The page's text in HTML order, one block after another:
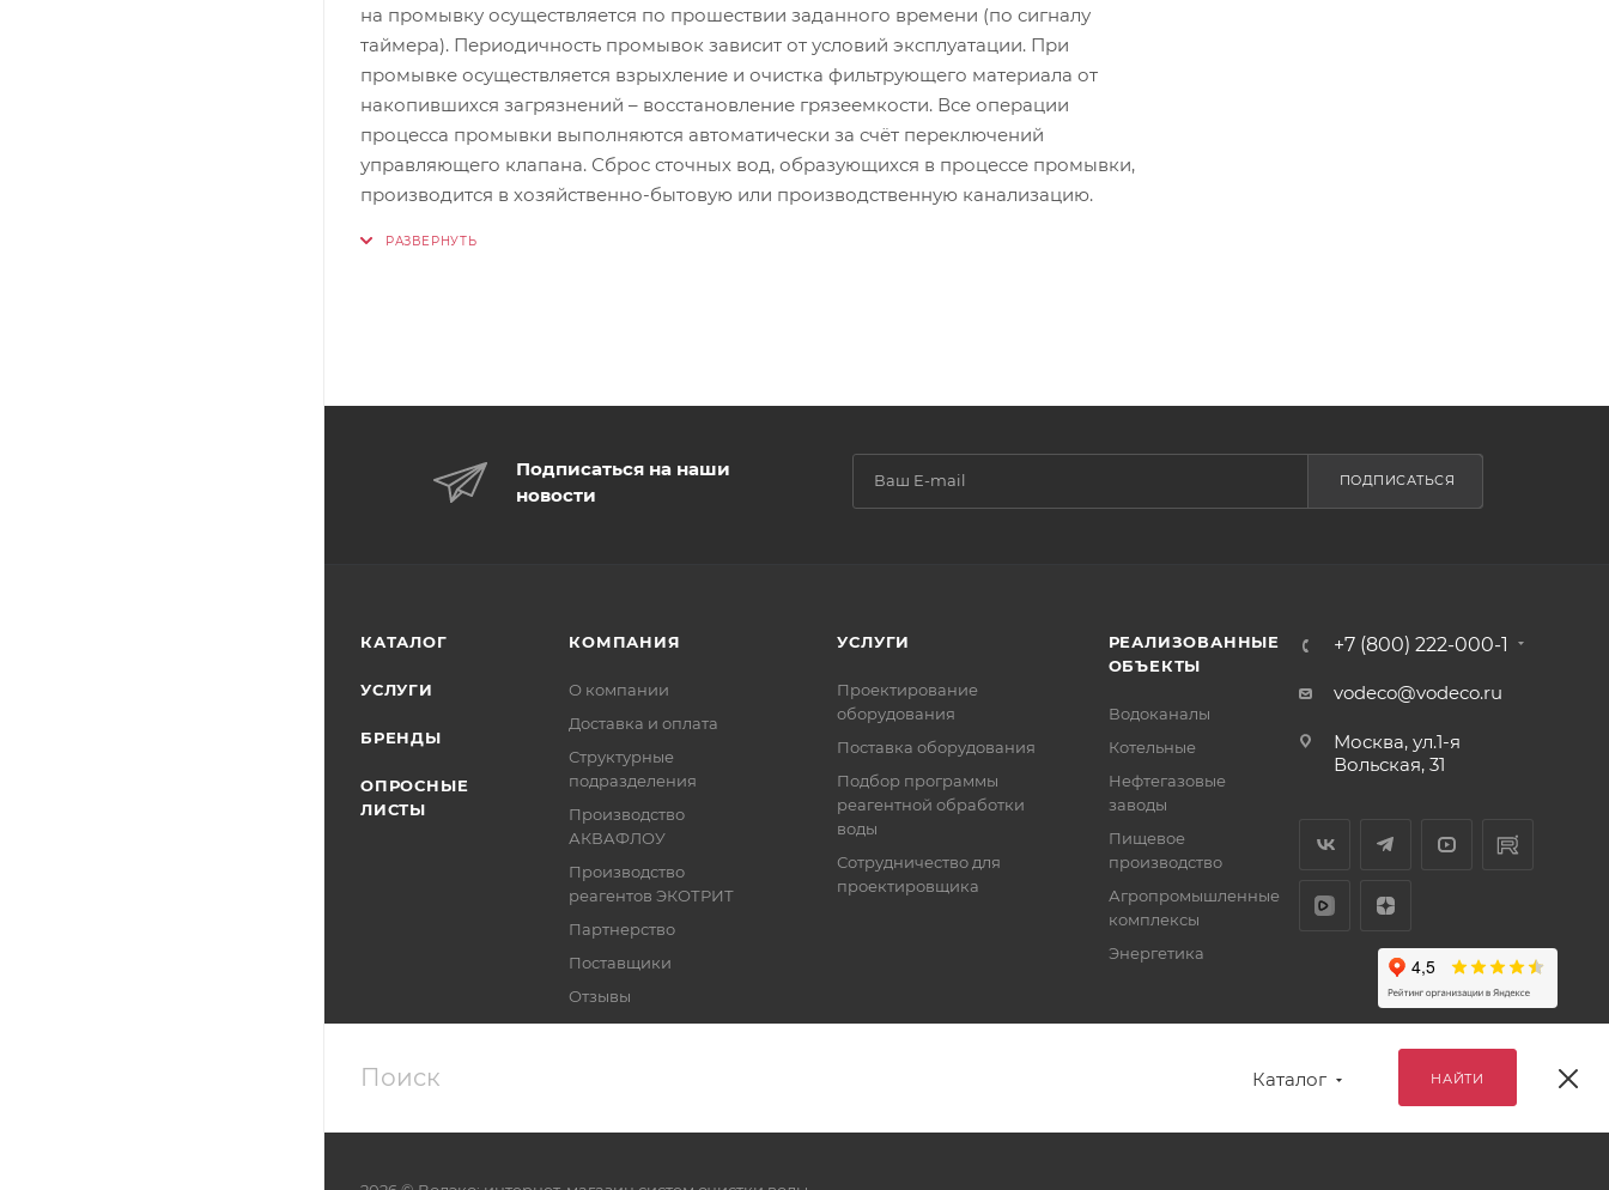
на промывку осуществляется по прошествии заданного времени (по сигналу
таймера). Периодичность промывок зависит от условий эксплуатации. При
промывке осуществляется взрыхление и очистка фильтрующего материала от
накопившихся загрязнений – восстановление грязеемкости. Все операции
процесса промывки выполняются автоматически за счёт переключений
управляющего клапана. Сброс сточных вод, образующихся в процессе промывки,
производится в хозяйственно-бытовую или производственную канализацию.
Подписаться на наши
новости
ПОДПИСАТЬСЯ
КАТАЛОГ
УСЛУГИ
БРЕНДЫ
ОПРОСНЫЕ
ЛИСТЫ
КОМПАНИЯ
О компании
Доставка и оплата
Структурные
подразделения
Производство
АКВАФЛОУ
Производство
реагентов ЭКОТРИТ
Партнерство
Поставщики
Отзывы
Реквизиты
УСЛУГИ
Проектирование
оборудования
Поставка оборудования
Подбор программы
реагентной обработки
воды
Сотрудничество для
проектировщика
РЕАЛИЗОВАННЫЕ
ОБЪЕКТЫ
Водоканалы
Котельные
Нефтегазовые
заводы
Пищевое
производство
Агропромышленные
комплексы
Энергетика
+7 (800) 222-000-1
vodeco@vodeco.ru
Москва, ул.1-я
Вольская, 31
НАЙТИ
Каталог